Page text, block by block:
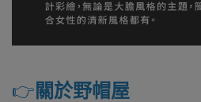
👉️ 關於野帽屋